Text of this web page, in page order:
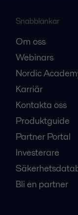
Snabblänkar
Om oss
Webinars
Nordic
Karriär
Kontakta oss
Produktguide
Partner Portal
Investerare
Bli en partner